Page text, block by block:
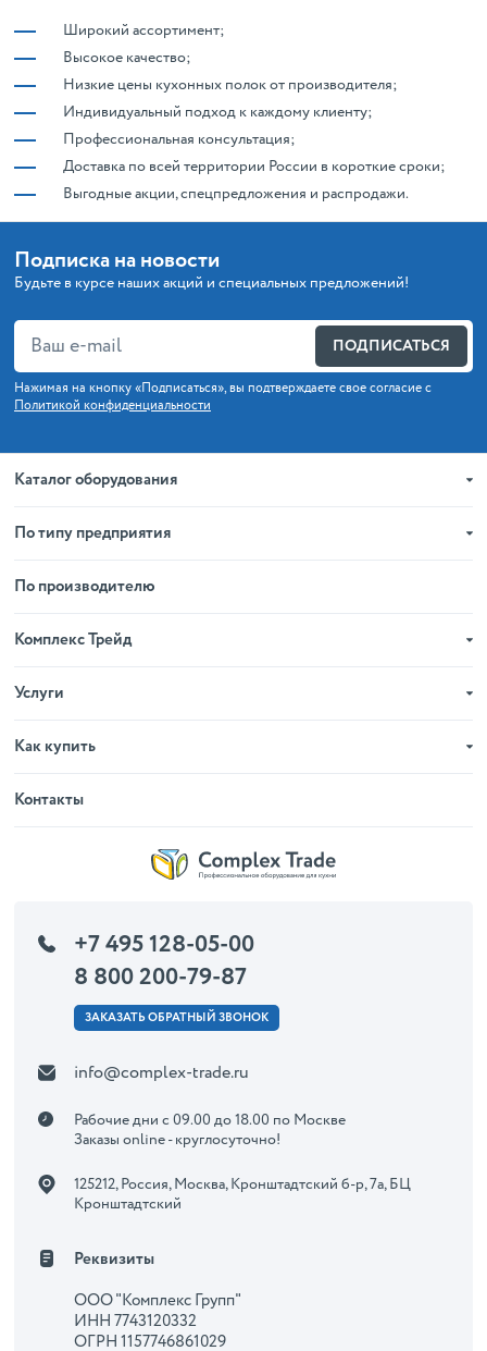
Широкий ассортимент;
Высокое качество;
Низкие цены кухонных полок от производителя;
Индивидуальный подход к каждому клиенту;
Профессиональная консультация;
Доставка по всей территории России в короткие сроки;
Выгодные акции, спецпредложения и распродажи.
Подписка на новости
Будьте в курсе наших акций и специальных предложений!
ПОДПИСАТЬСЯ
Нажимая на кнопку «Подписаться», вы подтверждаете свое согласие с
Политикой конфиденциальности
Каталог оборудования
По типу предприятия
По производителю
Комплекс Трейд
Услуги
Как купить
Контакты
+7 495 128-05-00
8 800 200-79-87
ЗАКАЗАТЬ ОБРАТНЫЙ ЗВОНОК
info@complex-trade.ru
Рабочие дни с 09.00 до 18.00 по Москве
Заказы online - круглосуточно!
125212, Россия, Москва, Кронштадтский б-р, 7а, БЦ
Кронштадтский
Реквизиты
ООО "Комплекс Групп"
ИНН 7743120332
ОГРН 1157746861029